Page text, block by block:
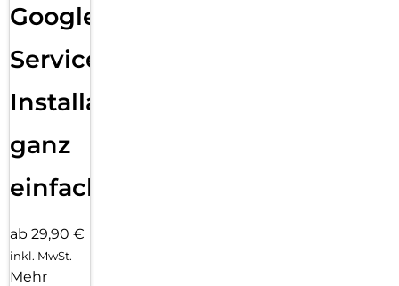
Google
Services
Installation
ganz
einfach
ab 29,90 €
inkl. MwSt.
Mehr